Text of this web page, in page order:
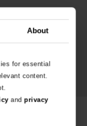
About
for essential
content.
and privacy
verguld messing,